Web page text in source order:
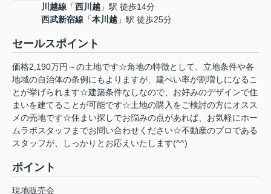
川越線 「西川越 」駅 徒歩14分
西武新宿線 「本川越 」駅 徒歩25分
セールスポイント
価格2,190万円～の土地です☆角地の特徴として、立地条件や各
地域の自治体の条例にもよりますが、建ぺい率が割増しになるこ
とが挙げられます☆建築条件なしなので、お好みのデザインで住
まいを建てることが可能です☆土地の購入をご検討の方にオスス
メの売地です☆住まい探しでお悩みの点があれば、お気軽にホー
ムラボスタッフまでお問い合わせください☆不動産のプロである
スタッフが、しっかりとお応えいたします(^^)
ポイント
現地販売会